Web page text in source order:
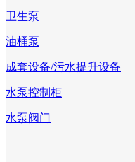
卫生泵
油桶泵
成套设备/污水提升设备
水泵控制柜
水泵阀门